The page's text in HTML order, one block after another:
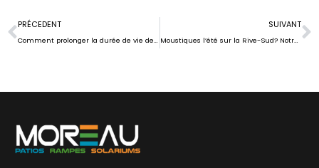
Prev
PRÉCEDENT
Comment prolonger la durée de vie des matériaux de votre solarium
SUIVANT
Moustiques l’été sur la Rive-Sud? Notre solarium 3 saisons règle le problème